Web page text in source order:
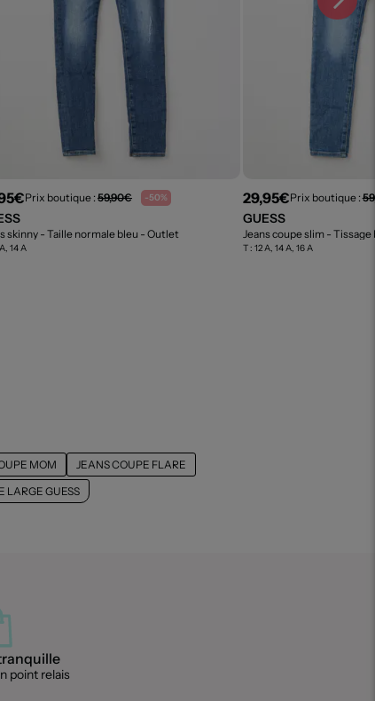
Prix boutique :59,90€ -50%
skinny - Taille normale bleu - Outlet
14 A
29,95€Prix boutique :
GUESS
Jeans coupe slim -
T : 12 A, 14 A, 16 A
MOM
JEANS COUPE FLARE
LARGE GUESS
point relais